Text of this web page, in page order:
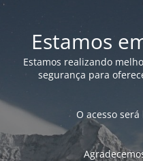
Estamos
Estamos realizando
segurança para
O acesso